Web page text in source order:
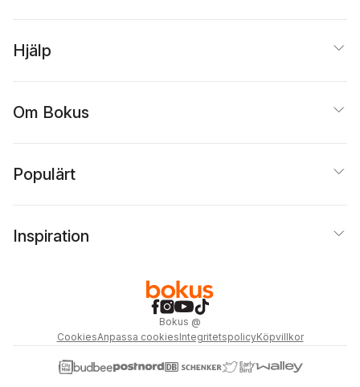
Hjälp
Om Bokus
Populärt
Inspiration
Bokus @
CookiesAnpassa cookiesIntegritetspolicyKöpvillkor